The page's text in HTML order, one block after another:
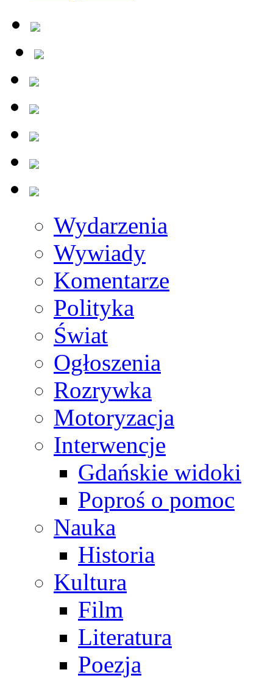
Wydarzenia
Wywiady
Komentarze
Polityka
Świat
Ogłoszenia
Rozrywka
Motoryzacja
Interwencje
Gdańskie widoki
Poproś o pomoc
Nauka
Historia
Kultura
Film
Literatura
Poezja